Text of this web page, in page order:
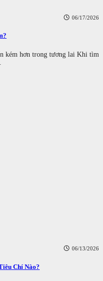
06/17/2026
kém hơn trong tương lai Khi tìm
06/13/2026
Chí Nào?